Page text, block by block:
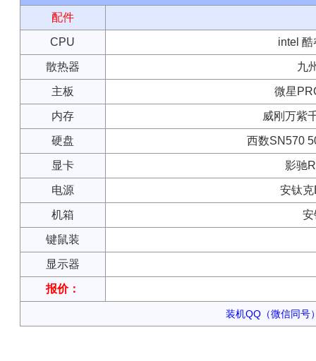
配件
CPU intel
散热器 九
主板 微星
内存 威刚万紫
硬盘 西数SN570
显卡 影驰
电源 安钛
机箱 安
键鼠装
显示器
报价：
装机QQ（微信同号